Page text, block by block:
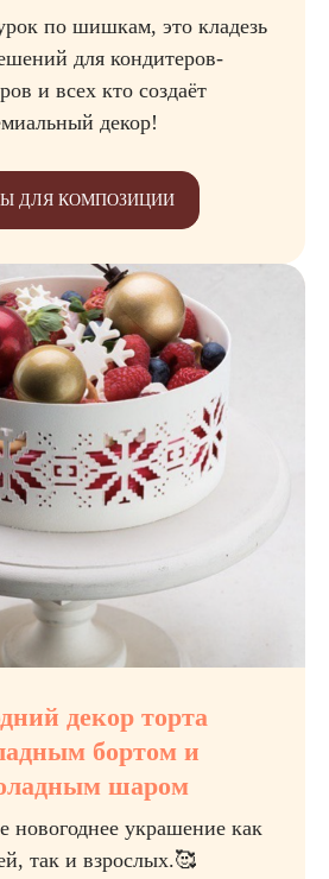
по шишкам, это кладезь
для кондитеров-
и всех кто создаёт
декор!
ДЛЯ КОМПОЗИЦИИ
декор торта
бортом и
шаром
новогоднее украшение как
так и взрослых.🥰